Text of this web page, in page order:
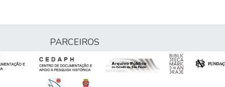
PARCEIROS